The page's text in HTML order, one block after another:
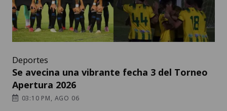
Deportes
Se avecina una vibrante fecha 3 del Torneo
Apertura 2026
03:10 PM, AGO 06